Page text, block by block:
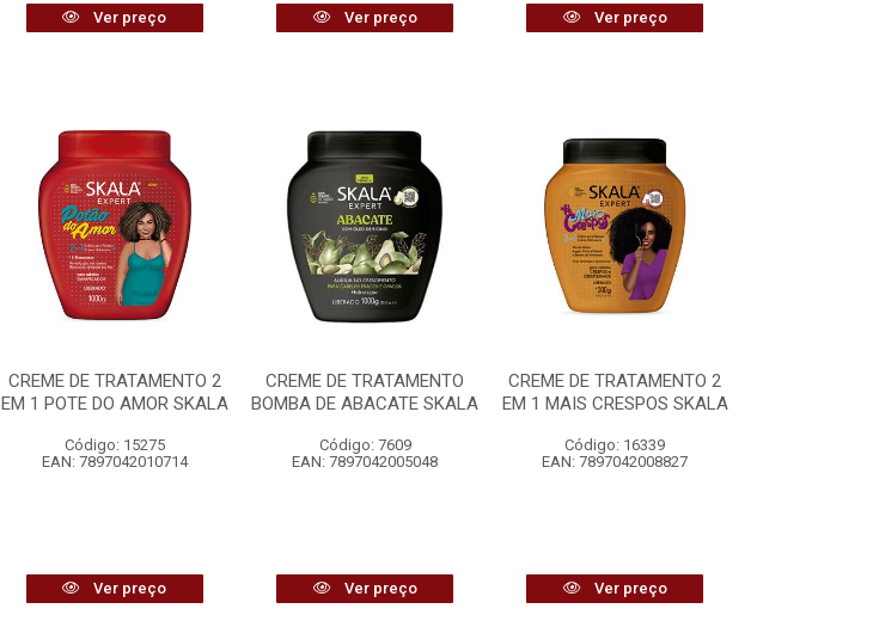
Ver preço Ver preço Ver preço
CREME DE TRATAMENTO 2
EM 1 POTE DO AMOR SKALA
Código: 15275
EAN: 7897042010714
Ver preço
CREME DE TRATAMENTO
BOMBA DE ABACATE SKALA
Código: 7609
EAN: 7897042005048
Ver preço
CREME DE TRATAMENTO 2
EM 1 MAIS CRESPOS SKALA
Código: 16339
EAN: 7897042008827
Ver preço